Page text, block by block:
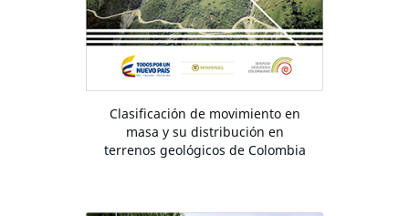
Clasificación de movimiento en
masa y su distribución en
terrenos geológicos de Colombia